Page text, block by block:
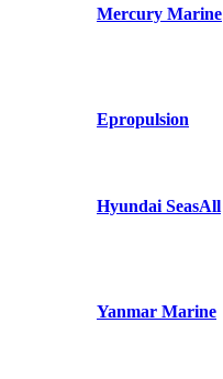
Mercury Marine
Epropulsion
Hyundai SeasAll
Yanmar Marine